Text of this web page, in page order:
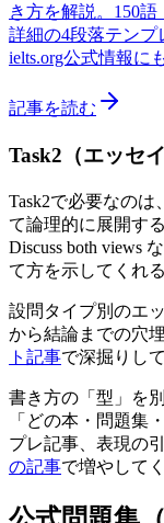
き方を解説。150語
詳細の4段落テンプ
ielts.org公式情報に
記事を読む
Task2（エッセ
Task2で必要なの
て論理的に展開す
Discuss both views
て方を示してくれ
設問タイプ別のエ
から結論までの穴
ト記事で深掘りし
書き方の「型」を
「どの本・問題集
プレ記事、表現の
の記事で増やして